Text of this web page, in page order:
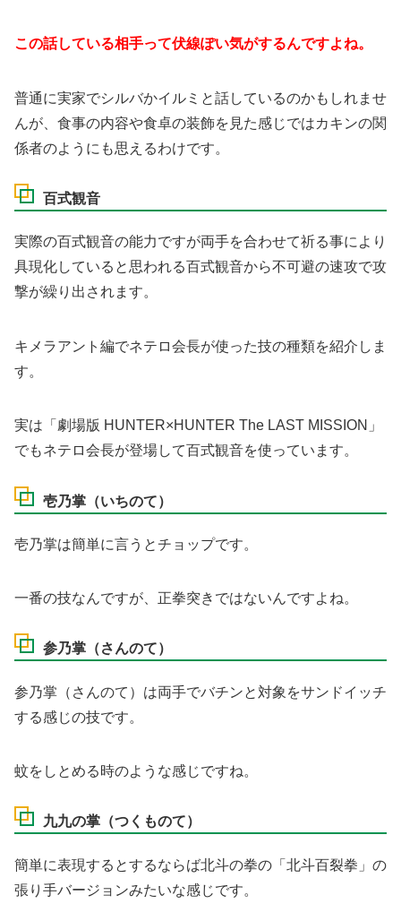
この話している相手って伏線ぽい気がするんですよね。
普通に実家でシルバかイルミと話しているのかもしれませ
んが、食事の内容や食卓の装飾を見た感じではカキンの関
係者のようにも思えるわけです。
百式観音
実際の百式観音の能力ですが両手を合わせて祈る事により
具現化していると思われる百式観音から不可避の速攻で攻
撃が繰り出されます。
キメラアント編でネテロ会長が使った技の種類を紹介しま
す。
実は「劇場版 HUNTER×HUNTER The LAST MISSION」
でもネテロ会長が登場して百式観音を使っています。
壱乃掌（いちのて）
壱乃掌は簡単に言うとチョップです。
一番の技なんですが、正拳突きではないんですよね。
参乃掌（さんのて）
参乃掌（さんのて）は両手でバチンと対象をサンドイッチ
する感じの技です。
蚊をしとめる時のような感じですね。
九九の掌（つくものて）
簡単に表現するとするならば北斗の拳の「北斗百裂拳」の
張り手バージョンみたいな感じです。